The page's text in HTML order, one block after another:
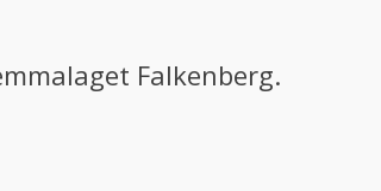
Falkenberg.